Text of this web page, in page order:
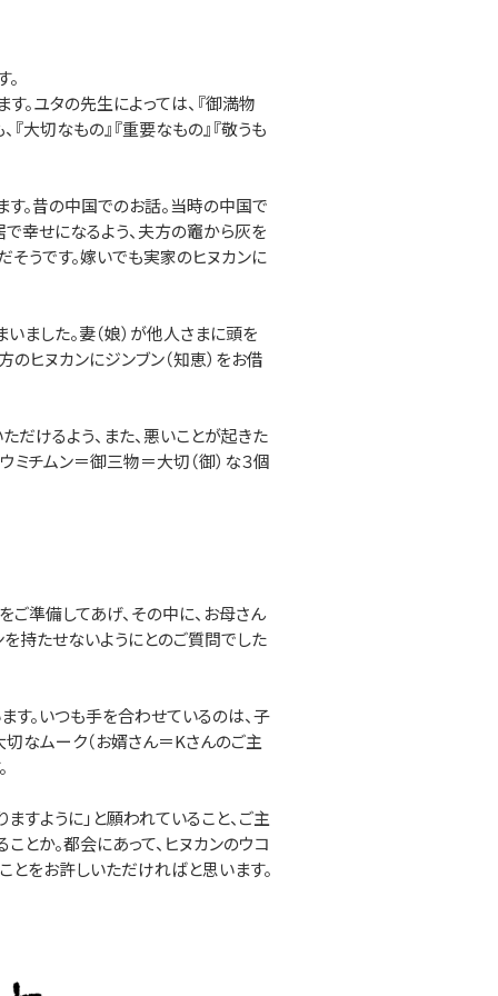
す。ユタの先生によっては、『御満物
大切なもの』『重要なもの』『敬うも
す。昔の中国でのお話。当時の中国で
で幸せになるよう、夫方の竈から灰を
うです。嫁いでも実家のヒヌカンに
ました。妻（娘）が他人さまに頭を
ヒヌカンにジンブン（知恵）をお借
だけるよう、また、悪いことが起きた
ミチムン＝御三物＝大切（御）な３個
準備してあげ、その中に、お母さん
持たせないようにとのご質問でした
。いつも手を合わせているのは、子
なムーク（お婿さん＝Kさんのご主
ように」と願われていること、ご主
とか。都会にあって、ヒヌカンのウコ
とをお許しいただければと思います。